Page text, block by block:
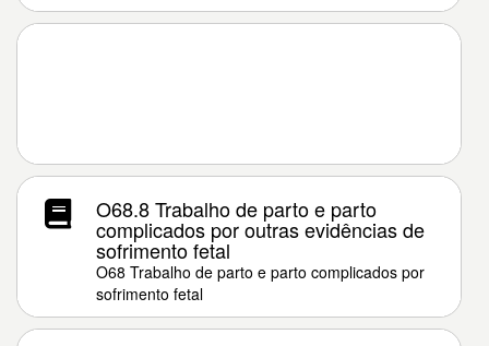
O68.8 Trabalho de parto e parto
complicados por outras evidências de
sofrimento fetal
O68 Trabalho de parto e parto complicados por
sofrimento fetal